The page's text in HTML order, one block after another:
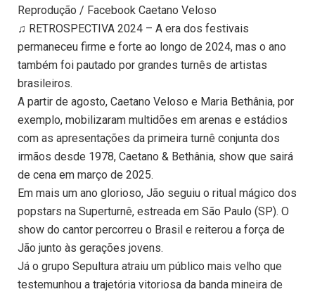
Reprodução / Facebook Caetano Veloso
♫ RETROSPECTIVA 2024 – A era dos festivais
permaneceu firme e forte ao longo de 2024, mas o ano
também foi pautado por grandes turnês de artistas
brasileiros.
A partir de agosto, Caetano Veloso e Maria Bethânia, por
exemplo, mobilizaram multidões em arenas e estádios
com as apresentações da primeira turnê conjunta dos
irmãos desde 1978, Caetano & Bethânia, show que sairá
de cena em março de 2025.
Em mais um ano glorioso, Jão seguiu o ritual mágico dos
popstars na Superturnê, estreada em São Paulo (SP). O
show do cantor percorreu o Brasil e reiterou a força de
Jão junto às gerações jovens.
Já o grupo Sepultura atraiu um público mais velho que
testemunhou a trajetória vitoriosa da banda mineira de